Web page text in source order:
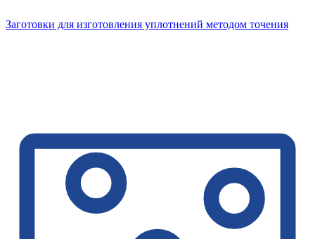
Заготовки для изготовления уплотнений методом точения